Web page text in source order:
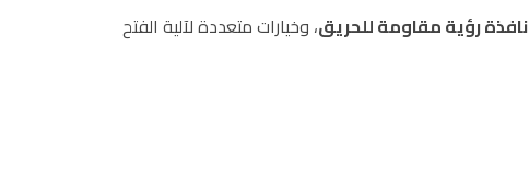
نافذة رؤية مقاومة للحريق، وخيارات متعددة لآلية الفتح